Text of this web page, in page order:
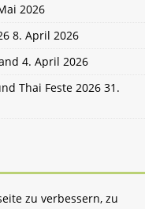
2026
8. April 2026
4. April 2026
Thai Feste 2026 31.
zu verbessern, zu